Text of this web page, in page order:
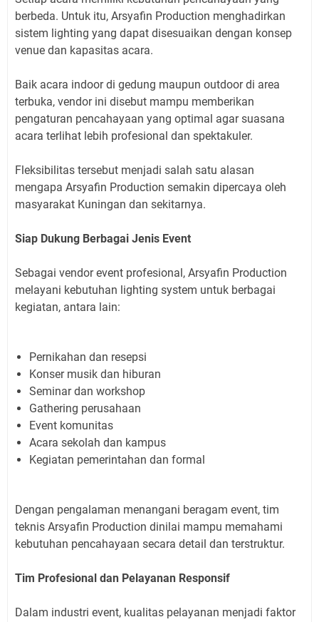
berbeda. Untuk itu, Arsyafin Production menghadirkan
sistem lighting yang dapat disesuaikan dengan konsep
venue dan kapasitas acara.
Baik acara indoor di gedung maupun outdoor di area
terbuka, vendor ini disebut mampu memberikan
pengaturan pencahayaan yang optimal agar suasana
acara terlihat lebih profesional dan spektakuler.
Fleksibilitas tersebut menjadi salah satu alasan
mengapa Arsyafin Production semakin dipercaya oleh
masyarakat Kuningan dan sekitarnya.
Siap Dukung Berbagai Jenis Event
Sebagai vendor event profesional, Arsyafin Production
melayani kebutuhan lighting system untuk berbagai
kegiatan, antara lain:
Pernikahan dan resepsi
Konser musik dan hiburan
Seminar dan workshop
Gathering perusahaan
Event komunitas
Acara sekolah dan kampus
Kegiatan pemerintahan dan formal
Dengan pengalaman menangani beragam event, tim
teknis Arsyafin Production dinilai mampu memahami
kebutuhan pencahayaan secara detail dan terstruktur.
Tim Profesional dan Pelayanan Responsif
Dalam industri event, kualitas pelayanan menjadi faktor